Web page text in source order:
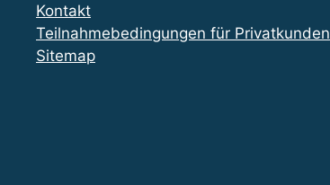
Kontakt
Teilnahmebedingungen für Privatkunden
Sitemap